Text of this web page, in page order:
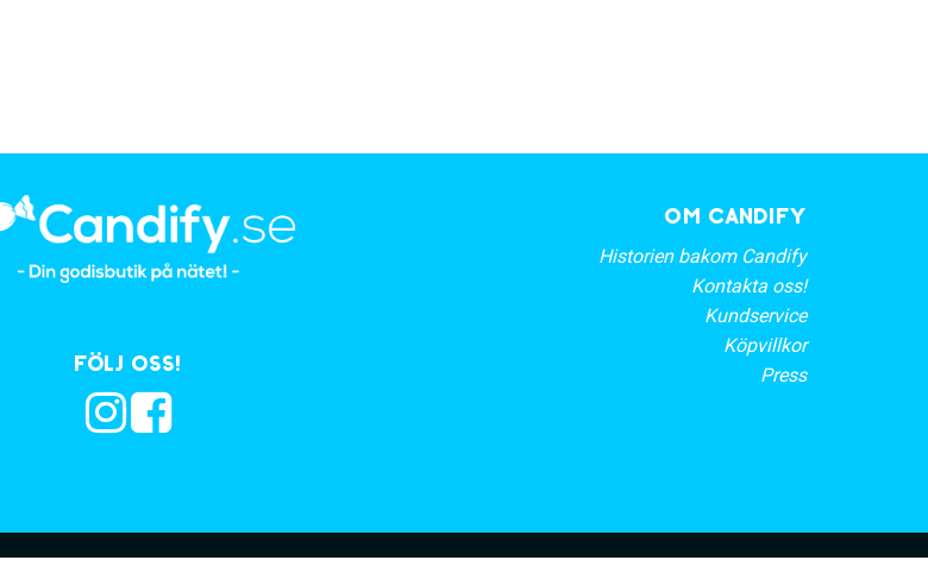
Följ oss!
OM CANDIFY
Historien bakom Candify
Kontakta oss!
Kundservice
Köpvillkor
Press